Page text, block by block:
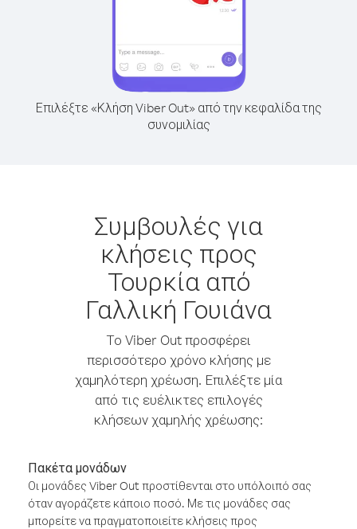
Επιλέξτε «Κλήση Viber Out» από την κεφαλίδα της
συνομιλίας
Συμβουλές για
κλήσεις προς
Τουρκία από
Γαλλική Γουιάνα
Το Viber Out προσφέρει
περισσότερο χρόνο κλήσης με
χαμηλότερη χρέωση. Επιλέξτε μία
από τις ευέλικτες επιλογές
κλήσεων χαμηλής χρέωσης:
Πακέτα μονάδων
Οι μονάδες Viber Out προστίθενται στο υπόλοιπό σας
όταν αγοράζετε κάποιο ποσό. Με τις μονάδες σας
μπορείτε να πραγματοποιείτε κλήσεις προς